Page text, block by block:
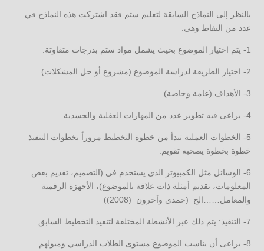
بالنظر إلى النماذج السابقة لتعليم ستم فقد اشتركت هذه النماذج في
عدد من النقاط وهي:
1- يتم اختيار الموضوع بحيث يشمل مواد ستم بدرجات متفاوتة.
2- اختيار الطريقة لدراسة الموضوع (مشروع أو حل المشكلات).
3- الأهداف (عامة وخاصة)
4- يراعى فيه تطوير عدد من المهارات العقلية والجسدية.
5- الخطوات العملية تبدأ من خطوة التخطيط مروراً بخطوات التنفيذ
خطوة بخطوة يصحبه تقويم.
6- الوسائل مثل الكمبيوتر الذي يستخدم في (التصميم، تقديم بعض
المعلومات، تقديم أمثلة ذات علاقة بالموضوع)، الأجهزة الرقمية
والمعامل……الخ (حمدي وآخرون (2008))
7- التنفيذ: يتم ذلك عبر الأنشطة المختلفة لتنفيذ التخطيط السابق.
8- يراعى أن يناسب الموضوع مستوى الطلاب الدراسي وميولهم